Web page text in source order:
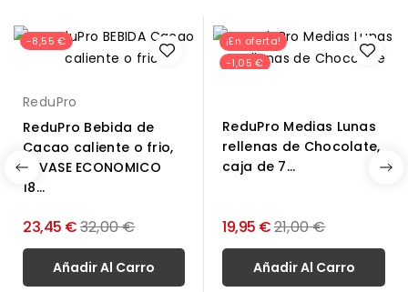
-8,55 €
ReduPro
ReduPro Bebida de
Cacao caliente o frio,
ENVASE ECONOMICO
18...
23,45 €Precio
normal
32,00 €
Añadir Al Carro
¡En oferta!
-1,05 €
ReduPro Medias Lunas
rellenas de Chocolate,
caja de 7...
19,95 €Precio
normal
21,00 €
Añadir Al Carro